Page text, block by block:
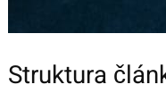
Struktura